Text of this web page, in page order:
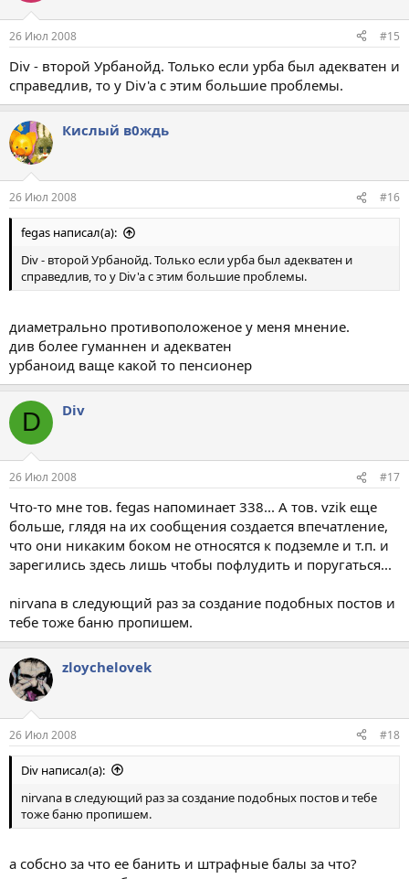
26 Июл 2008 #15
Div - второй Урбанойд. Только если урба был адекватен и
справедлив, то у Div'a с этим большие проблемы.
Кислый в0ждь
26 Июл 2008 #16
fegas написал(а):
Div - второй Урбанойд. Только если урба был адекватен и
справедлив, то у Div'a с этим большие проблемы.
диаметрально противоположеное у меня мнение.
див более гуманнен и адекватен
урбаноид ваще какой то пенсионер
D Div
26 Июл 2008 #17
Что-то мне тов. fegas напоминает 338... А тов. vzik еще
больше, глядя на их сообщения создается впечатление,
что они никаким боком не относятся к подземле и т.п. и
зарегились здесь лишь чтобы пофлудить и поругаться...
nirvana в следующий раз за создание подобных постов и
тебе тоже баню пропишем.
zloychelovek
26 Июл 2008 #18
Div написал(а):
nirvana в следующий раз за создание подобных постов и тебе
тоже баню пропишем.
а собсно за что ее банить и штрафные балы за что?